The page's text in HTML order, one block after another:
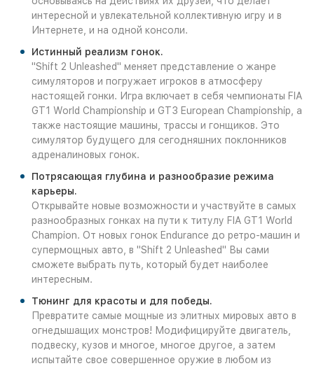
интересной и увлекательной коллективную игру и в
Интернете, и на одной консоли.
Истинный реализм гонок.
"Shift 2 Unleashed" меняет представление о жанре
симуляторов и погружает игроков в атмосферу
настоящей гонки. Игра включает в себя чемпионаты FIA
GT1 World Championship и GT3 European Championship, а
также настоящие машины, трассы и гонщиков. Это
симулятор будущего для сегодняшних поклонников
адреналиновых гонок.
Потрясающая глубина и разнообразие режима
карьеры.
Открывайте новые возможности и участвуйте в самых
разнообразных гонках на пути к титулу FIA GT1 World
Champion. От новых гонок Endurance до ретро-машин и
супермощных авто, в "Shift 2 Unleashed" Вы сами
сможете выбрать путь, который будет наиболее
интересным.
Тюнинг для красоты и для победы.
Превратите самые мощные из элитных мировых авто в
огнедышащих монстров! Модифицируйте двигатель,
подвеску, кузов и многое, многое другое, а затем
испытайте свое совершенное оружие в любом из